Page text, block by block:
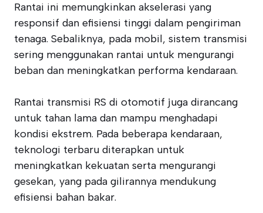
Rantai ini memungkinkan akselerasi yang
responsif dan efisiensi tinggi dalam pengiriman
tenaga. Sebaliknya, pada mobil, sistem transmisi
sering menggunakan rantai untuk mengurangi
beban dan meningkatkan performa kendaraan.
Rantai transmisi RS di otomotif juga dirancang
untuk tahan lama dan mampu menghadapi
kondisi ekstrem. Pada beberapa kendaraan,
teknologi terbaru diterapkan untuk
meningkatkan kekuatan serta mengurangi
gesekan, yang pada gilirannya mendukung
efisiensi bahan bakar.